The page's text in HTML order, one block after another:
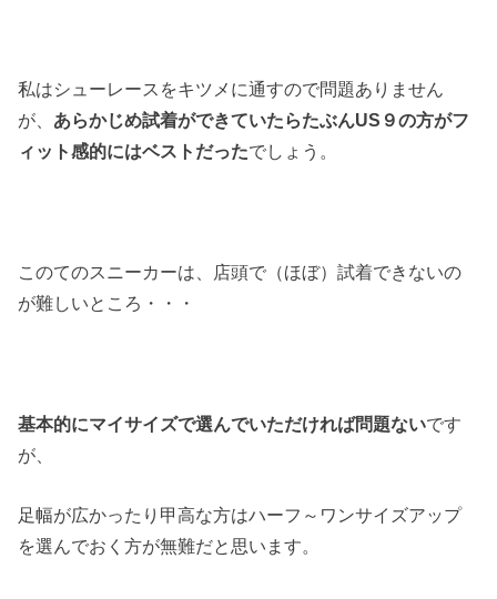
私はシューレースをキツメに通すので問題ありません
が、 あらかじめ試着ができていたらたぶんUS９の方がフ
ィット感的にはベストだったでしょう。
このてのスニーカーは、店頭で（ほぼ）試着できないの
が難しいところ・・・
基本的にマイサイズで選んでいただければ問題ないです
が、
足幅が広かったり甲高な方はハーフ～ワンサイズアップ
を選んでおく方が無難だと思います。